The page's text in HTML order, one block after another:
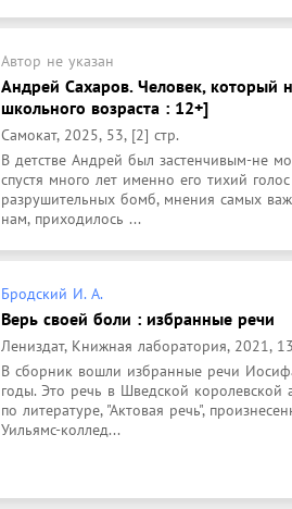
Автор не указан
Андрей Сахаров. Человек, который
школьного возраста : 12+]
Самокат, 2025, 53, [2] стр.
В детстве Андрей был застенчивым-не
спустя много лет именно его тихий
разрушительных бомб, мнения самых
нам, приходилось ...
Бродский И. А.
Верь своей боли : избранные речи
Лениздат, Книжная лаборатория, 2021,
В сборник вошли избранные речи
годы. Это речь в Шведской
по литературе, "Актовая речь",
Уильямс-коллед...